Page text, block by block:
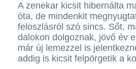
A zenekar kicsit hibernálta
óta, de mindenkit
feloszlásról szó sincs. Sőt,
dalokon dolgoznak, jövő év
már új lemezzel is
addig is kicsit felpörgetik a